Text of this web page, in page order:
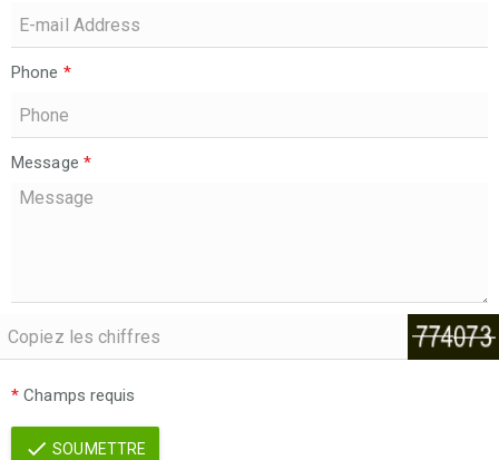
Phone *
Message *
* Champs requis
SOUMETTRE